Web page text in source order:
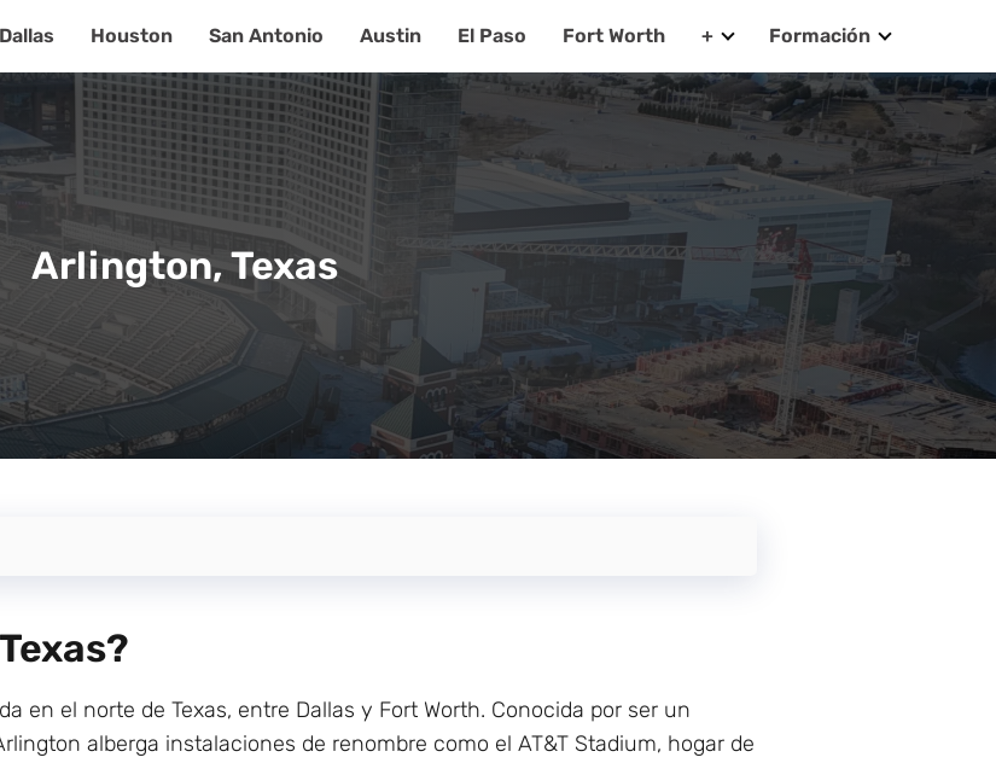
Dallas Houston San Antonio Austin El Paso Fort Worth + Formación
Arlington, Texas
en el norte de Texas, entre Dallas y Fort Worth. Conocida por ser un
alberga instalaciones de renombre como el AT&T Stadium, hogar de